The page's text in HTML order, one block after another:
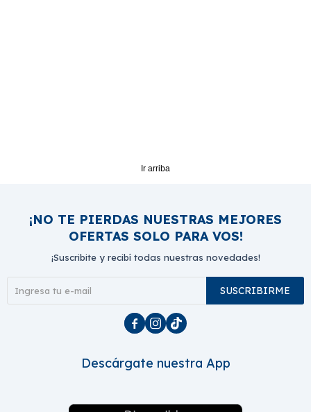
Ir arriba
¡NO TE PIERDAS NUESTRAS MEJORES
OFERTAS SOLO PARA VOS!
¡Suscribite y recibí todas nuestras novedades!
SUSCRIBIRME
  
Descárgate nuestra App